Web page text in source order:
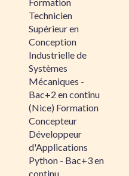
Technicien
Supérieur en
Conception
Industrielle de
Systèmes
Mécaniques -
Bac+2 en continu
(Nice) Formation
Concepteur
Développeur
d'Applications
Python - Bac+3 en
continu